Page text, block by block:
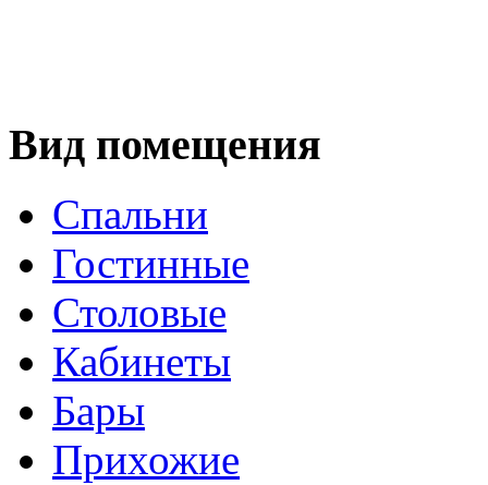
Вид помещения
Спальни
Гостинные
Столовые
Кабинеты
Бары
Прихожие